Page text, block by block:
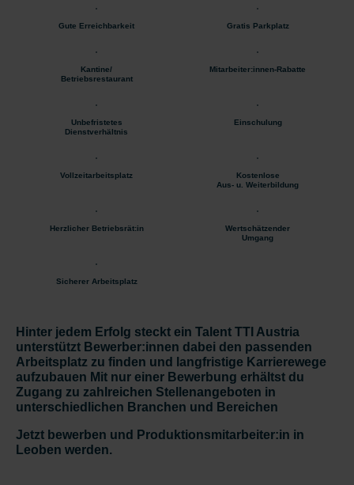
Gute Erreichbarkeit Gratis Parkplatz
Kantine/
Betriebsrestaurant
Mitarbeiter:innen-Rabatte
Unbefristetes
Dienstverhältnis
Einschulung
Vollzeitarbeitsplatz
Kostenlose
Aus- u. Weiterbildung
Herzlicher Betriebsrät:in
Wertschätzender
Umgang
Sicherer Arbeitsplatz
Hinter jedem Erfolg steckt ein Talent TTI Austria
unterstützt Bewerber:innen dabei den passenden
Arbeitsplatz zu finden und langfristige Karrierewege
aufzubauen Mit nur einer Bewerbung erhältst du
Zugang zu zahlreichen Stellenangeboten in
unterschiedlichen Branchen und Bereichen
Jetzt bewerben und Produktionsmitarbeiter:in in
Leoben werden.